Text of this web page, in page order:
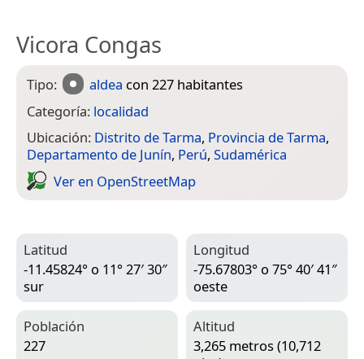
Vicora Congas
Tipo: aldea con 227 habitantes
Categoría: localidad
Ubicación: Distrito de Tarma, Provincia de Tarma,
Departamento de Junín, Perú, Sudamérica
Ver en Open­Street­Map
Latitud
-11.45824° o 11° 27′ 30″
sur
Longitud
-75.67803° o 75° 40′ 41″
oeste
Población
227
Altitud
3,265 metros (10,712